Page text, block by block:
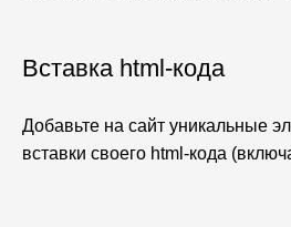
Вставка html-кода
Добавьте на сайт уникальные
вставки своего html-кода